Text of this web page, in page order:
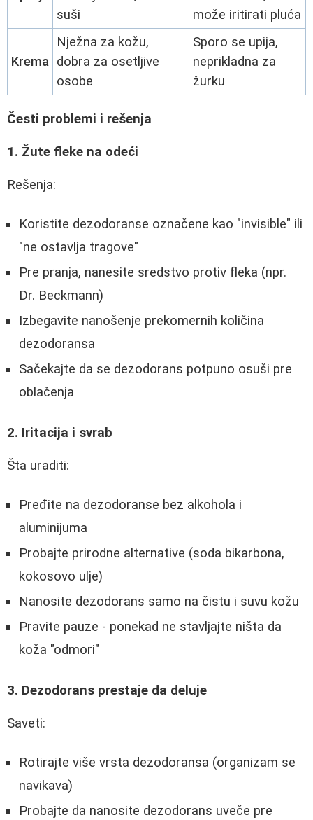
suši
može iritirati pluća
Krema
Nježna za kožu,
dobra za osetljive
osobe
Sporo se upija,
neprikladna za
žurku
Česti problemi i rešenja
1. Žute fleke na odeći
Rešenja:
Koristite dezodoranse označene kao "invisible" ili
"ne ostavlja tragove"
Pre pranja, nanesite sredstvo protiv fleka (npr.
Dr. Beckmann)
Izbegavite nanošenje prekomernih količina
dezodoransa
Sačekajte da se dezodorans potpuno osuši pre
oblačenja
2. Iritacija i svrab
Šta uraditi:
Pređite na dezodoranse bez alkohola i
aluminijuma
Probajte prirodne alternative (soda bikarbona,
kokosovo ulje)
Nanosite dezodorans samo na čistu i suvu kožu
Pravite pauze - ponekad ne stavljajte ništa da
koža "odmori"
3. Dezodorans prestaje da deluje
Saveti:
Rotirajte više vrsta dezodoransa (organizam se
navikava)
Probajte da nanosite dezodorans uveče pre